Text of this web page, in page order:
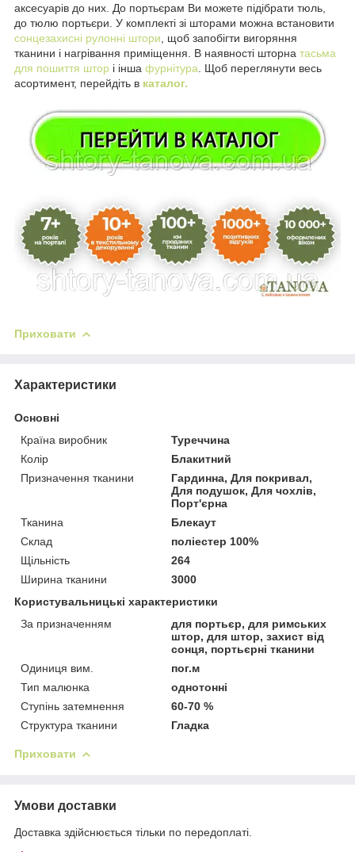
аксесуарів до них. До портьєрам Ви можете підібрати тюль,
до тюлю портьєри. У комплекті зі шторами можна встановити
сонцезахисні рулонні штори , щоб запобігти вигоряння
тканини і нагрівання приміщення. В наявності шторна тасьма
для пошиття штор і інша фурнітура . Щоб переглянути весь
асортимент, перейдіть в каталог.
Приховати
Характеристики
Основні
Країна виробник
Туреччина
Колір
Блакитний
Призначення тканини
Гардинна, Для покривал,
Для подушок, Для чохлів,
Порт'єрна
Тканина
Блекаут
Склад
поліестер 100%
Щільність
264
Ширина тканини
3000
Користувальницькі характеристики
За призначенням
для портьєр, для римських
штор, для штор, захист від
сонця, портьєрні тканини
Одиниця вим.
пог.м
Тип малюнка
однотонні
Ступінь затемнення
60-70 %
Структура тканини
Гладка
Приховати
Умови доставки
Доставка здійснюється тільки по передоплаті.